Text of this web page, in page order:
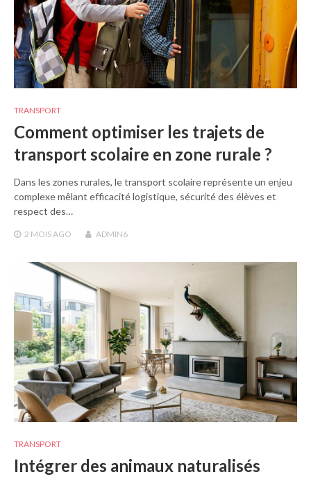
TRANSPORT
Comment optimiser les trajets de
transport scolaire en zone rurale ?
Dans les zones rurales, le transport scolaire représente un enjeu
complexe mêlant efficacité logistique, sécurité des élèves et
respect des…
2 MOIS AGO ADMIN6
TRANSPORT
Intégrer des animaux naturalisés